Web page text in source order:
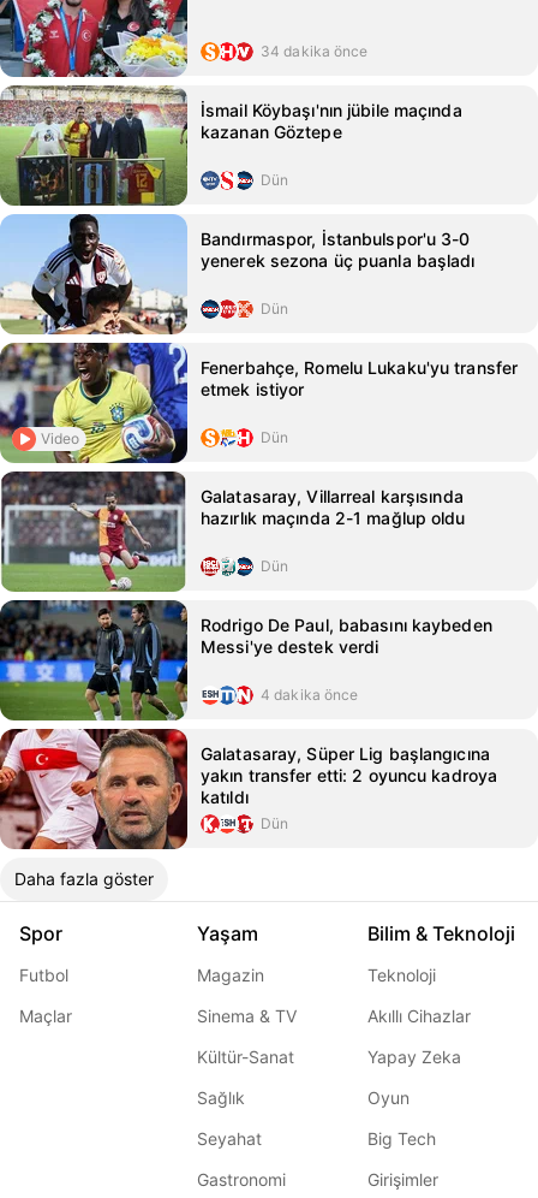
34 dakika önce
İsmail Köybaşı'nın jübile maçında
kazanan Göztepe
Dün
Bandırmaspor, İstanbulspor'u 3-0
yenerek sezona üç puanla başladı
Dün
Video
Fenerbahçe, Romelu Lukaku'yu transfer
etmek istiyor
Dün
Galatasaray, Villarreal karşısında
hazırlık maçında 2-1 mağlup oldu
Dün
Rodrigo De Paul, babasını kaybeden
Messi'ye destek verdi
4 dakika önce
Galatasaray, Süper Lig başlangıcına
yakın transfer etti: 2 oyuncu kadroya
katıldı
Dün
Daha fazla göster
Spor
Futbol
Maçlar
Yaşam
Magazin
Sinema & TV
Kültür-Sanat
Sağlık
Seyahat
Gastronomi
Bilim & Teknoloji
Teknoloji
Akıllı Cihazlar
Yapay Zeka
Oyun
Big Tech
Girişimler